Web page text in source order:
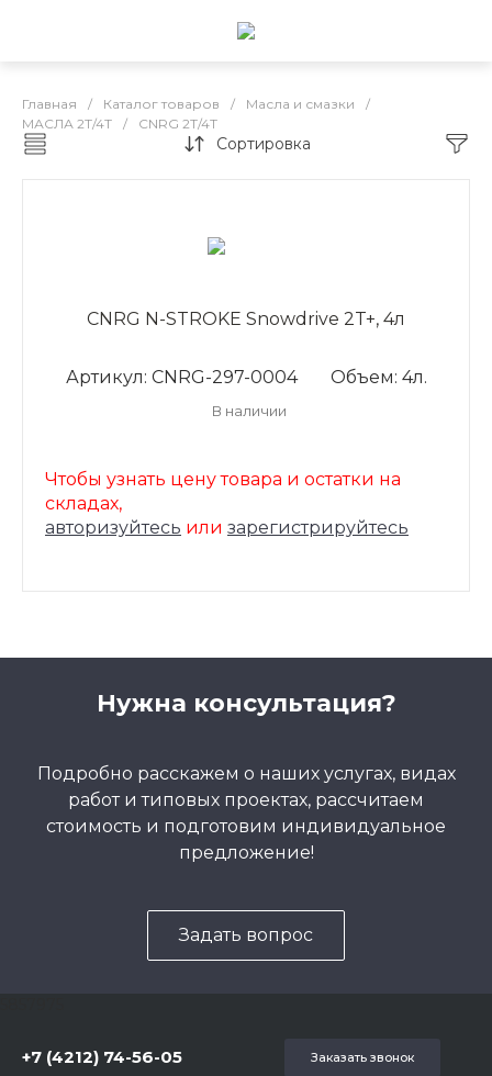
Главная / Каталог товаров / Масла и смазки
/
МАСЛА 2Т/4Т
/ CNRG 2Т/4Т
CNRG 2Т/4Т
Сортировка
CNRG N-STROKE Snowdrive 2T+, 4л
Артикул: CNRG-297-0004 Объем: 4л.
В наличии
Чтобы узнать цену товара и остатки на
складах,
авторизуйтесь или зарегистрируйтесь
Нужна консультация?
Подробно расскажем о наших услугах, видах
работ и типовых проектах, рассчитаем
стоимость и подготовим индивидуальное
предложение!
Задать вопрос
+7 (4212) 74-56-05 Заказать звонок